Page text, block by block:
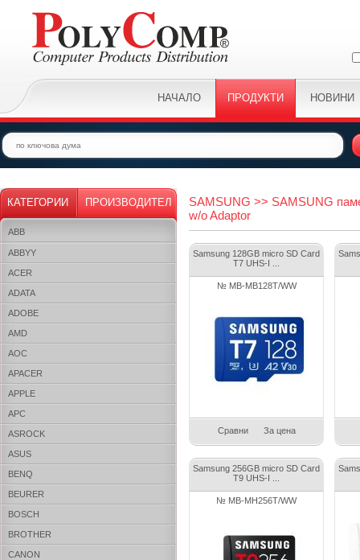
НАЧАЛО ПРОДУКТИ НОВИНИ
КАТЕГОРИИ ПРОИЗВОДИТЕЛ
ABB
ABBYY
ACER
ADATA
ADOBE
AMD
AOC
APACER
APPLE
APC
ASROCK
ASUS
BENQ
BEURER
BOSCH
BROTHER
CANON
SAMSUNG >> SAMSUNG
w/o Adaptor
Samsung 128GB micro SD Card
T7 UHS-I ...
№ MB-MB128T/WW
Сравни За цена
Samsung 256GB micro SD Card
T9 UHS-I ...
№ MB-MH256T/WW